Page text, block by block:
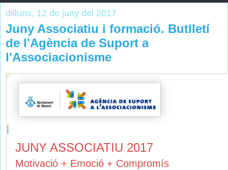
dilluns, 12 de juny del 2017
Juny Associatiu i formació. Butlletí
de l'Agència de Suport a
l'Associacionisme
JUNY ASSOCIATIU 2017
Motivació + Emoció + Compromís